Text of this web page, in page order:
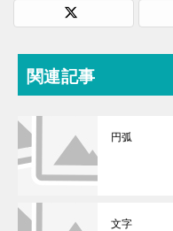
関連記事
円弧
文字